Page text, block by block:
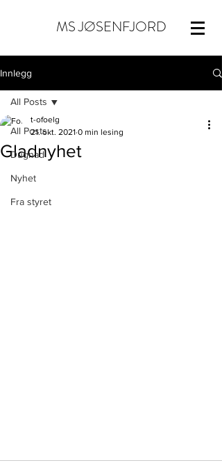
MS JØSENFJORD
Innlegg
All Posts
Dugnad
Nyhet
Fra styret
All Posts
Gladnyhet
t-ofoelg
21. okt. 2021 0 min lesing